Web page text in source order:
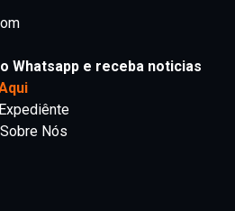
Whatsapp e receba noticias
Expediênte
Sobre Nós